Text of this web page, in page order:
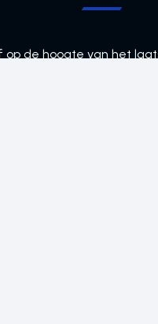
op de hoogte van het